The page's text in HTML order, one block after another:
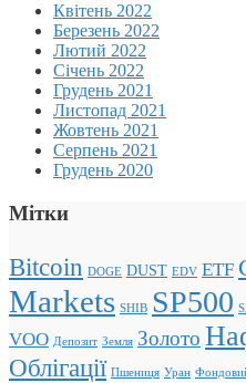
Квітень 2022
Березень 2022
Лютий 2022
Січень 2022
Грудень 2021
Листопад 2021
Жовтень 2021
Серпень 2021
Грудень 2020
Мітки
Bitcoin DOGE DUST EDV ETF
Markets SHIB SP500
VOO Депозит Земля Золото
Облігації Пшениця Уран